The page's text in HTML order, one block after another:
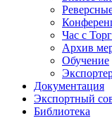
Час с
Архив
Обучение
Документация
Экспортный
Библиотека